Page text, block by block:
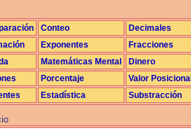
Conteo
Decimales
Exponentes
Fracciones
Matemáticas Mental
Dinero
Porcentaje
Valor Posicional
Estadística Substracción